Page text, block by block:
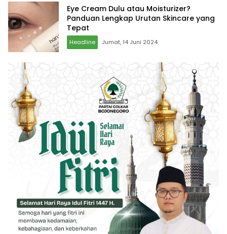
Eye Cream Dulu atau Moisturizer?
Panduan Lengkap Urutan Skincare yang
Tepat
Headline Jumat, 14 Juni 2024